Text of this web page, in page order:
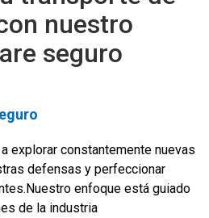
nuestro
seguro
explorar constantemente nuevas
defensas y perfeccionar
enfoque está guiado
de la industria